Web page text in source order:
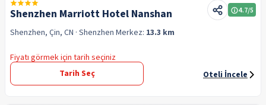
Shenzhen Marriott Hotel Nanshan 4.7/5
Shenzhen, Çin, CN · Shenzhen Merkez: 13.3 km
Fiyatı görmek için tarih seçiniz
Tarih Seç
Oteli İncele